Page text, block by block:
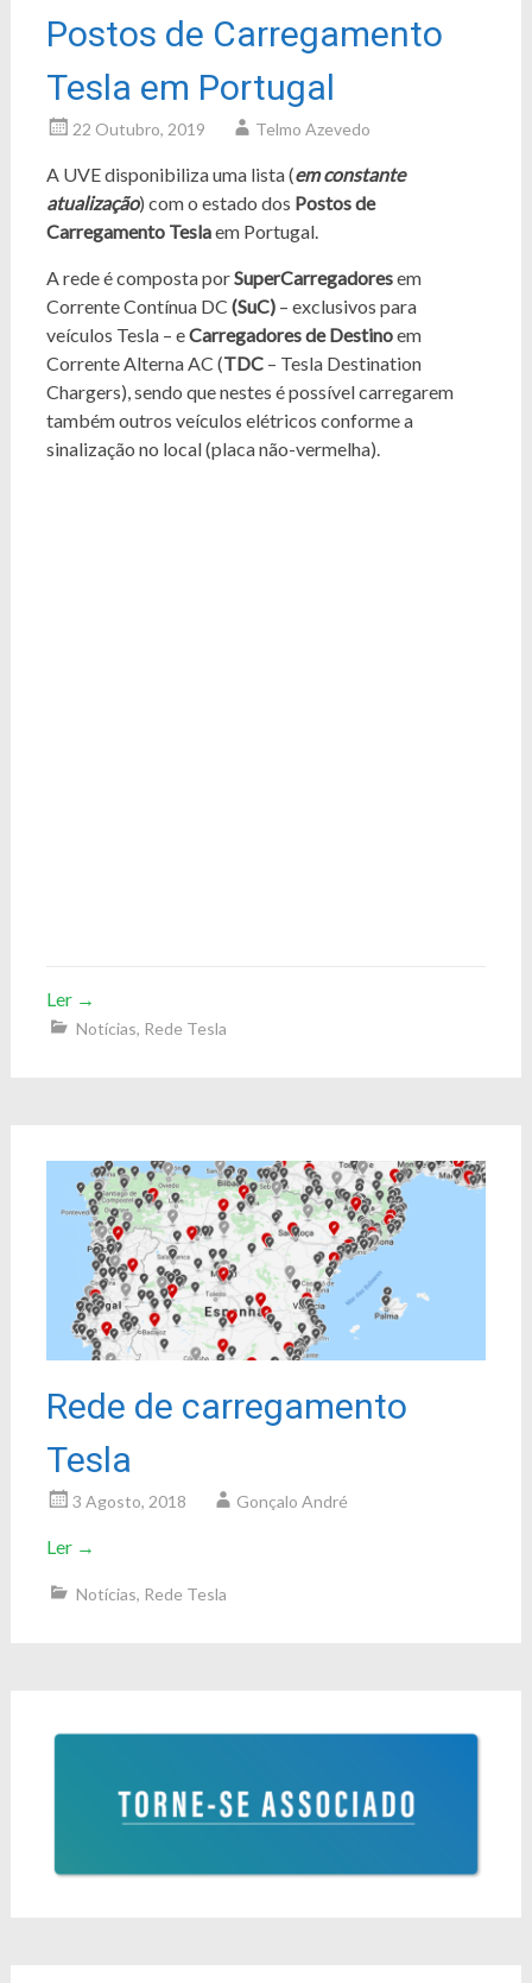
Postos de Carregamento
Tesla em Portugal
22 Outubro, 2019 Telmo Azevedo
A UVE disponibiliza uma lista (em constante
atualização) com o estado dos Postos de
Carregamento Teslaem Portugal.
A rede é composta porSuperCarregadoresem
Corrente Contínua DC (SuC)– exclusivos para
veículos Tesla – eCarregadores de Destinoem
Corrente Alterna AC (TDC– Tesla Destination
Chargers), sendo que nestes é possível carregarem
também outros veículos elétricos conforme a
sinalização no local (placa não-vermelha).
Ler →
Notícias, Rede Tesla
Rede de carregamento
Tesla
3 Agosto, 2018 Gonçalo André
Ler →
Notícias, Rede Tesla